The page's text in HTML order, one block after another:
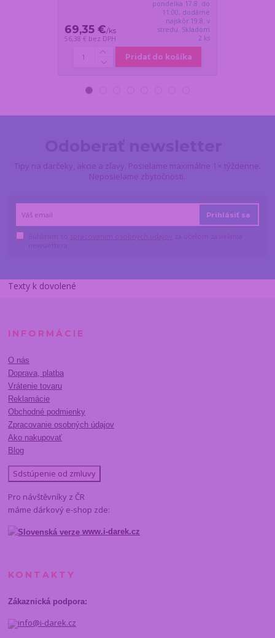
69,35 €/ks
56,38 € bez DPH
pondelka 17.8. do
11:00, dodáme
najskôr 19.8. v
stredu. Skladom
2 ks
Pridať do košíka
Tipy na darčeky, akcie a zľavy. Posielame maximálne 1× týždenne.
Neposielame zbytočnosti.
Prihlásiť sa
Texty k dovolené
INFORMÁCIE
O nás
Doprava, platba
Vrátenie tovaru
Reklamácie
Obchodné podmienky
Zpracovanie osobných údajov
Ako nakupovať
Blog
Sdstúpenie od zmluvy
Pro návštěvníky z ČR
máme dárkový e-shop zde:
www.i-darek.cz
KONTAKTY
Zákaznická podpora:
info@i-darek.cz